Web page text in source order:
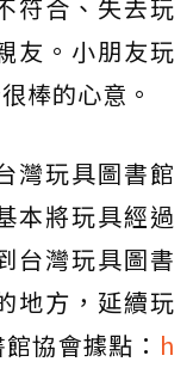
符合、失去玩
友。小朋友玩
棒的心意。
灣玩具圖書館
本將玩具經過
台灣玩具圖書
地方，延續玩
協會據點： h